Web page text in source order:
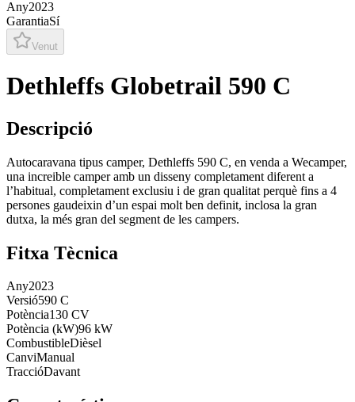
Any2023
GarantiaSí
Venut
Dethleffs Globetrail 590 C
Descripció
Autocaravana tipus camper, Dethleffs 590 C, en venda a Wecamper,
una increible camper amb un disseny completament diferent a
l’habitual, completament exclusiu i de gran qualitat perquè fins a 4
persones gaudeixin d’un espai molt ben definit, inclosa la gran
dutxa, la més gran del segment de les campers.
Fitxa Tècnica
Any2023
Versió590 C
Potència130 CV
Potència (kW)96 kW
CombustibleDièsel
CanviManual
TraccióDavant